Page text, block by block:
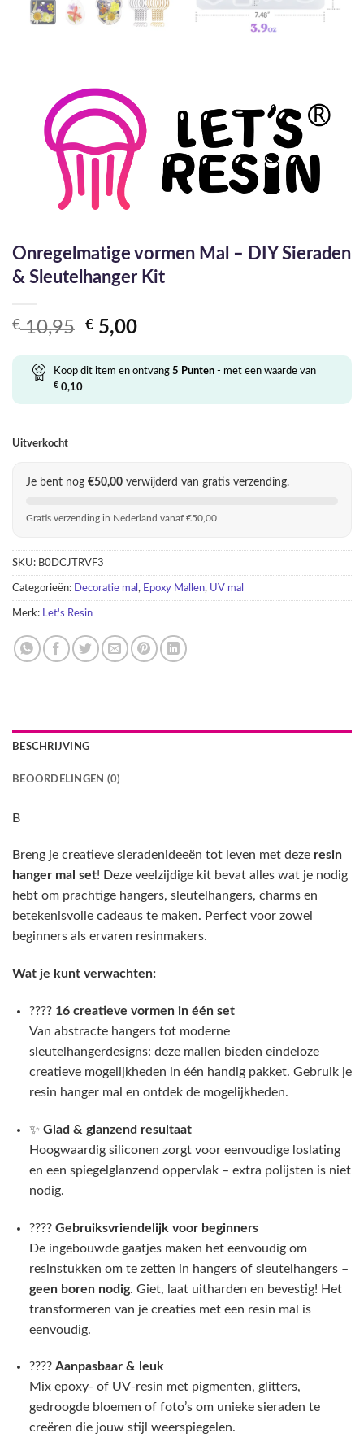
Onregelmatige vormen Mal – DIY Sieraden
& Sleutelhanger Kit
€10,95 Oorspronkelijke
was:
€ 5,00Huidige
is:
Koop dit item en ontvang 5 Punten - met een waarde van
€ 0,10
Uitverkocht
Je bent nog €50,00 verwijderd van gratis verzending.
Gratis verzending in Nederland vanaf €50,00
SKU: B0DCJTRVF3
Categorieën: Decoratie mal , Epoxy Mallen, UV mal
Merk: Let's Resin
BESCHRIJVING
BEOORDELINGEN (0)
B
Breng je creatieve sieradenideeën tot leven met deze resin
hanger mal set! Deze veelzijdige kit bevat alles wat je nodig
hebt om prachtige hangers, sleutelhangers, charms en
betekenisvolle cadeaus te maken. Perfect voor zowel
beginners als ervaren resinmakers.
Wat je kunt verwachten:
???? 16 creatieve vormen in één set
Van abstracte hangers tot moderne
sleutelhangerdesigns: deze mallen bieden eindeloze
creatieve mogelijkheden in één handig pakket. Gebruik je
resin hanger mal en ontdek de mogelijkheden.
✨ Glad & glanzend resultaat
Hoogwaardig siliconen zorgt voor eenvoudige loslating
en een spiegelglanzend oppervlak – extra polijsten is niet
nodig.
???? Gebruiksvriendelijk voor beginners
De ingebouwde gaatjes maken het eenvoudig om
resinstukken om te zetten in hangers of sleutelhangers –
geen boren nodig. Giet, laat uitharden en bevestig! Het
transformeren van je creaties met een resin mal is
eenvoudig.
???? Aanpasbaar & leuk
Mix epoxy- of UV-resin met pigmenten, glitters,
gedroogde bloemen of foto’s om unieke sieraden te
creëren die jouw stijl weerspiegelen.